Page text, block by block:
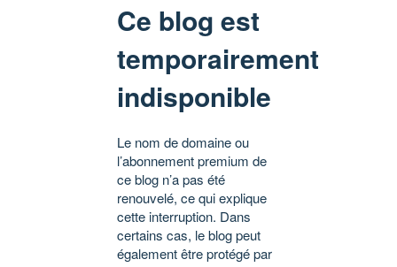
Ce blog est
temporairement
indisponible
Le nom de domaine ou
l’abonnement premium de
ce blog n’a pas été
renouvelé, ce qui explique
cette interruption. Dans
certains cas, le blog peut
également être protégé par